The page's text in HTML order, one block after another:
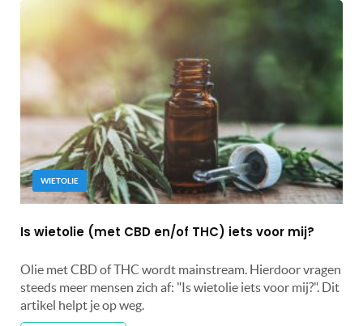
WIETOLIE
Is wietolie (met CBD en/of THC) iets voor mij?
Olie met CBD of THC wordt mainstream. Hierdoor vragen
steeds meer mensen zich af: "Is wietolie iets voor mij?". Dit
artikel helpt je op weg.